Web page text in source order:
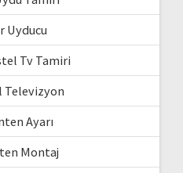
Uyducu
Tv Tamiri
Televizyon
Ayarı
Montaj